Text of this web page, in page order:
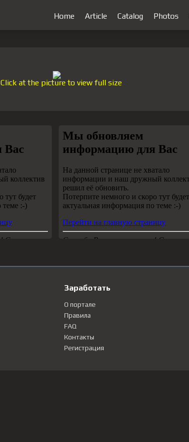
Home Article Catalog Photos
Click at the picture to view full size
Заработать
О портале
Правила
FAQ
Контакты
Регистрация